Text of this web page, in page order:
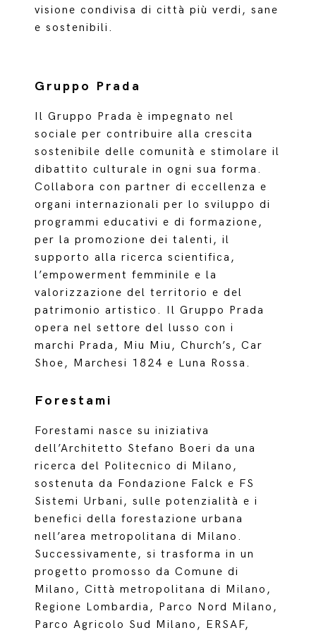
visione condivisa di città più verdi, sane
e sostenibili.
Gruppo Prada
Il Gruppo Prada è impegnato nel
sociale per contribuire alla crescita
sostenibile delle comunità e stimolare il
dibattito culturale in ogni sua forma.
Collabora con partner di eccellenza e
organi internazionali per lo sviluppo di
programmi educativi e di formazione,
per la promozione dei talenti, il
supporto alla ricerca scientifica,
l’empowerment femminile e la
valorizzazione del territorio e del
patrimonio artistico. Il Gruppo Prada
opera nel settore del lusso con i
marchi Prada, Miu Miu, Church’s, Car
Shoe, Marchesi 1824 e Luna Rossa.
Forestami
Forestami nasce su iniziativa
dell’Architetto Stefano Boeri da una
ricerca del Politecnico di Milano,
sostenuta da Fondazione Falck e FS
Sistemi Urbani, sulle potenzialità e i
benefici della forestazione urbana
nell’area metropolitana di Milano.
Successivamente, si trasforma in un
progetto promosso da Comune di
Milano, Città metropolitana di Milano,
Regione Lombardia, Parco Nord Milano,
Parco Agricolo Sud Milano, ERSAF,